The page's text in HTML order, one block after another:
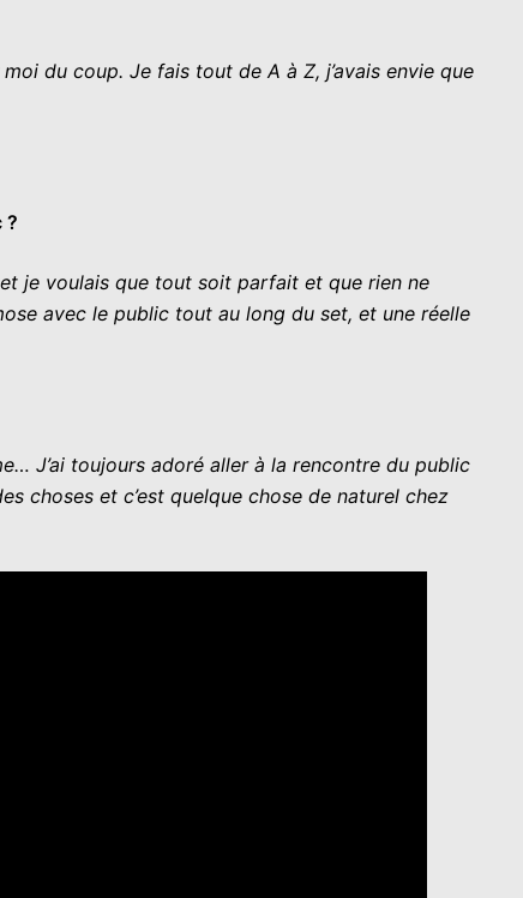
du coup. Je fais tout de A à Z, j’avais envie que
?
je voulais que tout soit parfait et que rien ne
avec le public tout au long du set, et une réelle
J’ai toujours adoré aller à la rencontre du public
choses et c’est quelque chose de naturel chez